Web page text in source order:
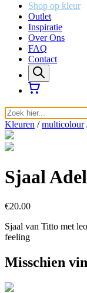
Shop op kleur
Outlet
Inspiratie
Over Ons
FAQ
Contact
Kleuren /multicolour
Sjaal
€20.00
Sjaal van Titto met
feeling
Misschien